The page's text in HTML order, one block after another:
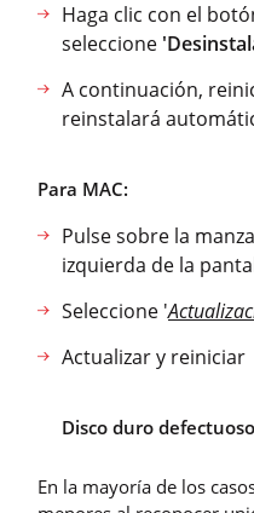
Haga clic con el
seleccione
A continuación,
reinstalará
Para MAC:
Pulse sobre la
izquierda de la
Seleccione '
Actualizar y reiniciar
Disco duro
En la mayoría de los